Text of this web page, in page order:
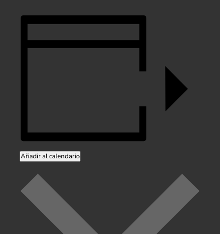
Añadir al calendario